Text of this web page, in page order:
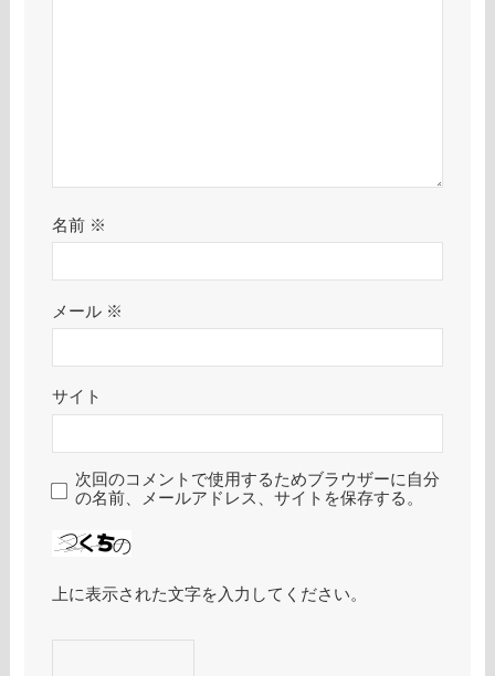
名前 ※
メール ※
サイト
次回のコメントで使用するためブラウザーに自分
の名前、メールアドレス、サイトを保存する。
上に表示された文字を入力してください。